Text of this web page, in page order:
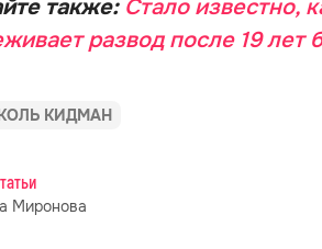
также: Стало известно,
развод после 19 лет
КИДМАН
Миронова